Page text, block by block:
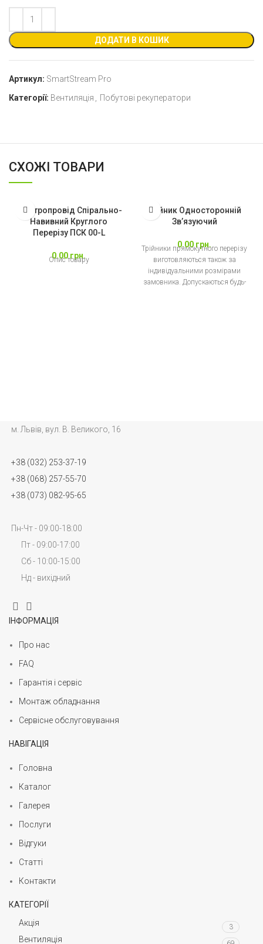
ДОДАТИ В КОШИК
Артикул: SmartStream Pro
Категорії: Вентиляція Побутові рекуператори
СХОЖІ ТОВАРИ
Повітропровід Спірально-
Навивний Круглого
Перерізу ПСК 00-L
0.00 грн.
Опис товару
Трійник Односторонній
Зв’язуючий
0.00 грн.
Трійники прямокутного перерізу
виготовляються також за
індивідуальними розмірами
замовника. Допускаються будь-
м. Львів, вул. В. Великого, 16
+38 (032) 253-37-19
+38 (068) 257-55-70
+38 (073) 082-95-65
Пн-Чт - 09:00-18:00
Пт - 09:00-17:00
Сб - 10:00-15:00
Нд - вихідний
ІНФОРМАЦІЯ
Про нас
FAQ
Гарантія і сервіс
Монтаж обладнання
Сервісне обслуговування
НАВІГАЦІЯ
Головна
Каталог
Галерея
Послуги
Відгуки
Статті
Контакти
КАТЕГОРІЇ
Акція
3
Вентиляція